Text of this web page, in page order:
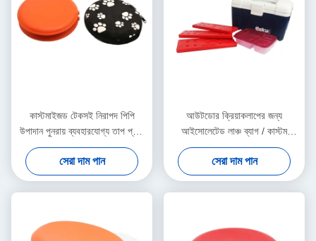
কাস্টমাইজড টেকসই নিরাপদ পিপি
উপাদান পুনরায় ব্যবহারযোগ্য তাপ প্যাক
হ্যান্ড উষ্ণ
সেরা দাম পান
আউটডোর ক্রিয়াকলাপের জন্য
আইসোলেটেড লাঞ্চ ব্যাগ / কাস্টম
টেকসই পুনরায় ব্যবহারযোগ্য তাপ প্যাক
সেরা দাম পান